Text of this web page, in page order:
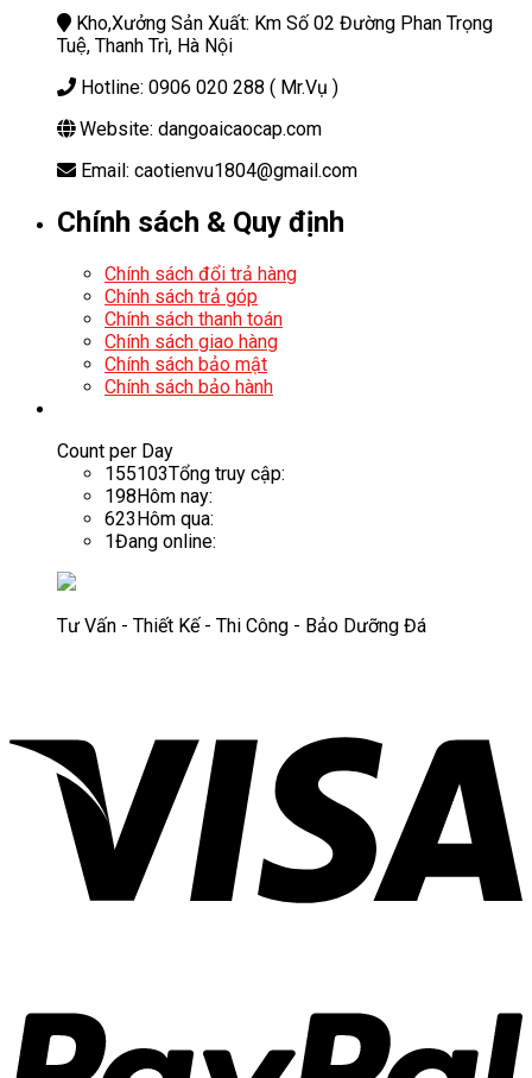
Kho,Xưởng Sản Xuất: Km Số 02 Đường Phan Trọng
Tuệ, Thanh Trì, Hà Nội
Hotline: 0906 020 288 ( Mr.Vụ )
Website: dangoaicaocap.com
Email: caotienvu1804@gmail.com
Chính sách & Quy định
Chính sách đổi trả hàng
Chính sách trả góp
Chính sách thanh toán
Chính sách giao hàng
Chính sách bảo mật
Chính sách bảo hành
Count per Day
155103Tổng truy cập:
198Hôm nay:
623Hôm qua:
1Đang online:
Tư Vấn - Thiết Kế - Thi Công - Bảo Dưỡng Đá